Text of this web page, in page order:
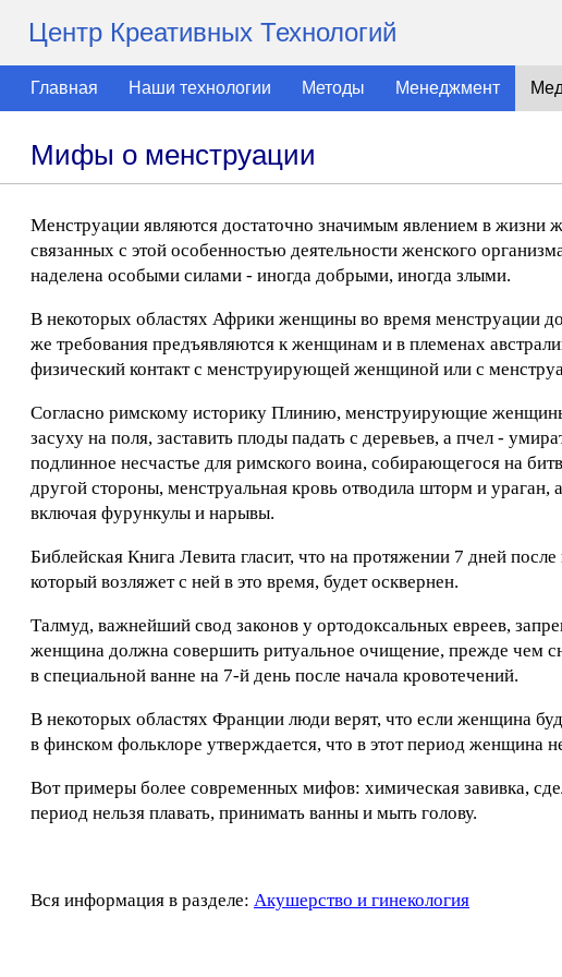
Центр Креативных Технологий
Главная Наши технологии Методы Менеджмент
Мифы о менструации
Менструации являются достаточно значимым явлением в
связанных с этой особенностью деятельности женского
наделена особыми силами - иногда добрыми, иногда злыми.
В некоторых областях Африки женщины во время менструации
же требования предъявляются к женщинам и в племенах
физический контакт с менструирующей женщиной или с
Согласно римскому историку Плинию, менструирующие
засуху на поля, заставить плоды падать с деревьев, а пчел -
подлинное несчастье для римского воина, собирающегося на
другой стороны, менструальная кровь отводила шторм и
включая фурункулы и нарывы.
Библейская Книга Левита гласит, что на протяжении 7 дней
который возляжет с ней в это время, будет осквернен.
Талмуд, важнейший свод законов у ортодоксальных евреев,
женщина должна совершить ритуальное очищение, прежде чем
в специальной ванне на 7-й день после начала кровотечений.
В некоторых областях Франции люди верят, что если женщина
в финском фольклоре утверждается, что в этот период женщина
Вот примеры более современных мифов: химическая завивка,
период нельзя плавать, принимать ванны и мыть голову.
Вся информация в разделе: Акушерство и гинекология